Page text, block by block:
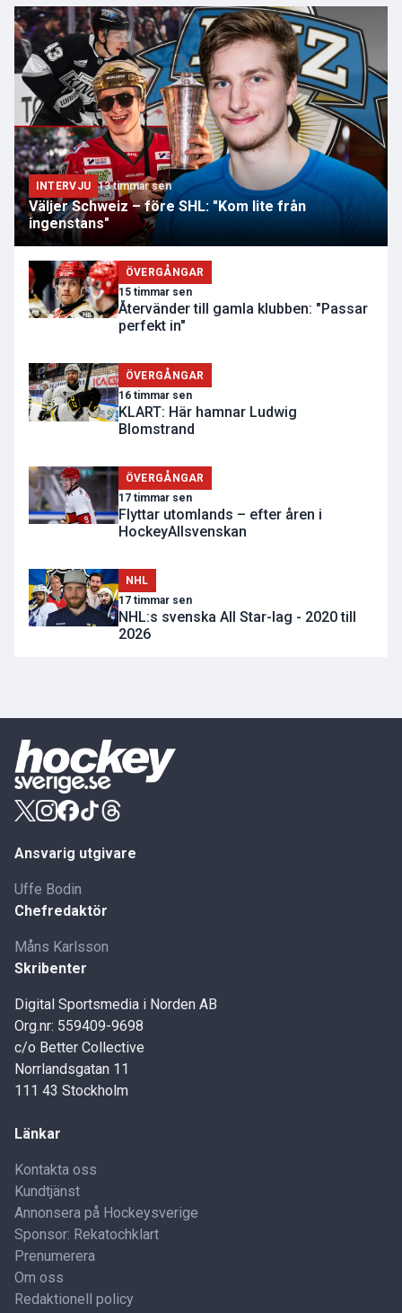
INTERVJU 13 timmar sen
Väljer Schweiz – före SHL: "Kom lite från
ingenstans"
ÖVERGÅNGAR
15 timmar sen
Återvänder till gamla klubben: "Passar
perfekt in"
ÖVERGÅNGAR
16 timmar sen
KLART: Här hamnar Ludwig
Blomstrand
ÖVERGÅNGAR
17 timmar sen
Flyttar utomlands – efter åren i
HockeyAllsvenskan
NHL
17 timmar sen
NHL:s svenska All Star-lag - 2020 till
2026
Ansvarig utgivare
Uffe Bodin
Chefredaktör
Måns Karlsson
Skribenter
Digital Sportsmedia i Norden AB
Org.nr: 559409-9698
c/o Better Collective
Norrlandsgatan 11
111 43 Stockholm
Länkar
Kontakta oss
Kundtjänst
Annonsera på Hockeysverige
Sponsor: Rekatochklart
Prenumerera
Om oss
Redaktionell policy